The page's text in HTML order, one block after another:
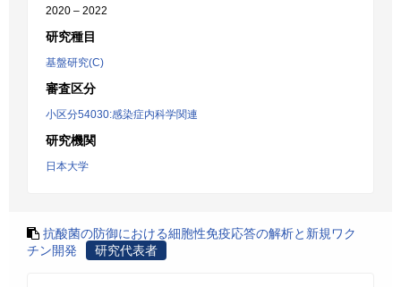
2020 – 2022
研究種目
基盤研究(C)
審査区分
小区分54030:感染症内科学関連
研究機関
日本大学
抗酸菌の防御における細胞性免疫応答の解析と新規ワク
チン開発
研究代表者